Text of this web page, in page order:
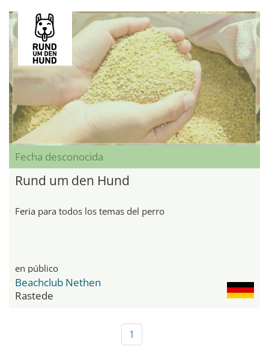
Fecha desconocida
Rund um den Hund
Feria para todos los temas del perro
en público
Beachclub Nethen
Rastede
1